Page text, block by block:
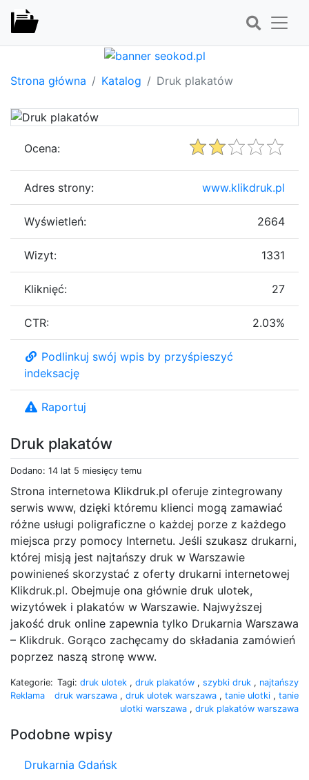
Strona główna Katalog Druk plakatów
Druk plakatów
Dodano: 14 lat 5 miesięcy temu
Strona internetowa Klikdruk.pl oferuje zintegrowany
serwis www, dzięki któremu klienci mogą zamawiać
różne usługi poligraficzne o każdej porze z każdego
miejsca przy pomocy Internetu. Jeśli szukasz drukarni,
której misją jest najtańszy druk w Warszawie
powinieneś skorzystać z oferty drukarni internetowej
Klikdruk.pl. Obejmuje ona głównie druk ulotek,
wizytówek i plakatów w Warszawie. Najwyższej
jakość druk online zapewnia tylko Drukarnia Warszawa
– Klikdruk. Gorąco zachęcamy do składania zamówień
poprzez naszą stronę www.
Kategorie:
Reklama
Tagi: druk ulotek , druk plakatów , szybki druk , najtańszy
druk warszawa , druk ulotek warszawa , tanie ulotki , tanie
ulotki warszawa , druk plakatów warszawa
Podobne wpisy
Drukarnia Gdańsk
Ocena:
Adres strony: www.klikdruk.pl
Wyświetleń: 2664
Wizyt: 1331
Kliknięć: 27
CTR: 2.03%
Podlinkuj swój wpis by przyśpieszyć
indeksację
Raportuj